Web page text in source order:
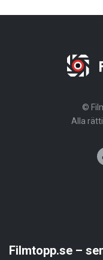
©
Alla
Filmtopp.se –